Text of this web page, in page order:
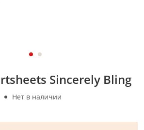
Sincerely Bling
Нет в наличии